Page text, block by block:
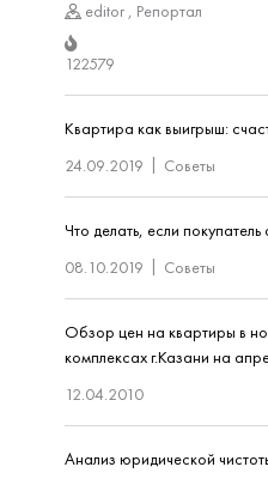
editor , Репортал
122579
Квартира как выигрыш:
24.09.2019
Советы
Что делать, если покупатель
08.10.2019
Советы
Обзор цен на квартиры в
комплексах г.Казани на
12.04.2010
Анализ юридической